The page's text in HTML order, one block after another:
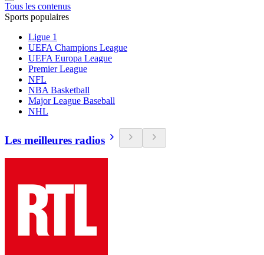
Tous les contenus
Sports populaires
Ligue 1
UEFA Champions League
UEFA Europa League
Premier League
NFL
NBA Basketball
Major League Baseball
NHL
Les meilleures radios